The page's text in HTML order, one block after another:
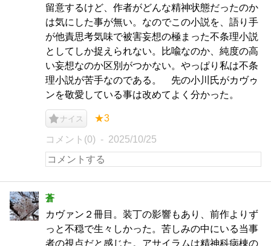
留意するけど、作者がどんな精神状態だったのか
は気にした事が無い。なのでこの小説を、語り手
が他責思考気味で被害妄想の極まった不条理小説
としてしか捉えられない。比喩なのか、純度の高
い妄想なのか区別がつかない。やっぱり私は不条
理小説が苦手なのである。 先の小川氏がカヴゥ
ンを敬愛している事は改めてよく分かった。
ナイス ★3
コメント(0) 2025/10/25
蒼
カヴァン２冊目。装丁の影響もあり、前作よりず
っと不穏で生々しかった。苦しみの中にいる当事
者の視点だと感じた。アサイラムは精神科病棟の